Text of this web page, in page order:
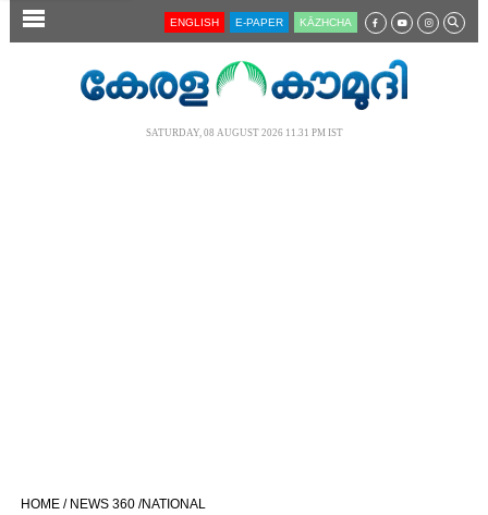
SECTIONS
CINEMA
ENGLISH E-PAPER KĀZHCHA
SATURDAY, 08 AUGUST 2026 11.31 PM IST
HOME / NEWS 360 /NATIONAL